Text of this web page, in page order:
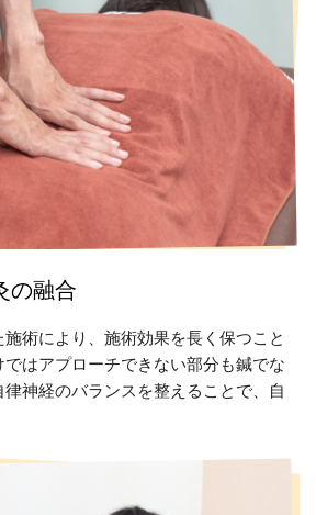
の融合
術により、施術効果を長く保つこと
はアプローチできない部分も鍼でな
神経のバランスを整えることで、自